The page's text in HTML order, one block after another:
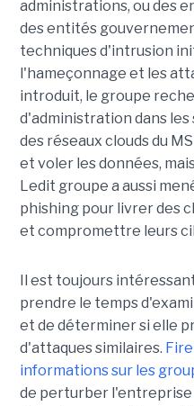
administrations, ou des
des entités
techniques d'intrusion
l'hameçonnage et les
introduit, le groupe
d'administration dans les
des réseaux clouds du
et voler les données,
Ledit groupe a aussi
phishing pour livrer des
et compromettre leurs
Il est toujours
prendre le temps
et de déterminer si elle
d'attaques similaires.
informations sur les
de perturber